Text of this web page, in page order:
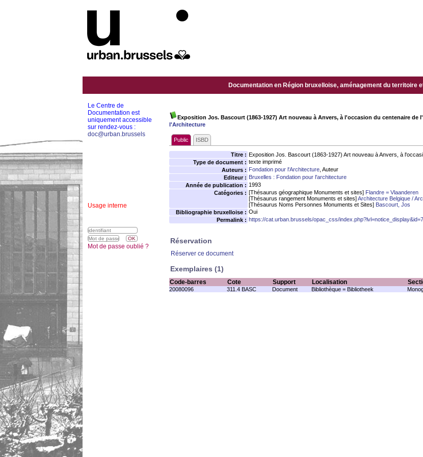
Documentation en Région bruxelloise, aménagement du territoire
Exposition Jos. Bascourt (1863-1927) Art nouveau à Anvers, à l'occasion du centenaire de
l'Architecture
Public ISBD
Titre : Exposition Jos. Bascourt (1863-1927) Art nouveau à Anvers, à
Type de document : texte imprimé
Auteurs : Fondation pour l'Architecture , Auteur
Editeur : Bruxelles : Fondation pour l'architecture
Année de publication : 1993
Catégories : [Thésaurus géographique Monuments et sites] Flandre = Vlaanderen
[Thésaurus rangement Monuments et sites]Architecture Belgique /
[Thésaurus Noms Personnes Monuments et Sites] Bascourt, Jos
Bibliographie bruxelloise : Oui
Permalink : https://cat.urban.brussels/opac_css/
Réservation
Réserver ce document
Exemplaires (1)
Code-barres Cote Support Localisation
20080096 311.4 BASC Document Bibliothèque = Bibliotheek
Le Centre de
Documentation est
uniquement accessible
sur rendez-vous :
doc@urban.brussels
Usage interne
Mot de passe oublié ?